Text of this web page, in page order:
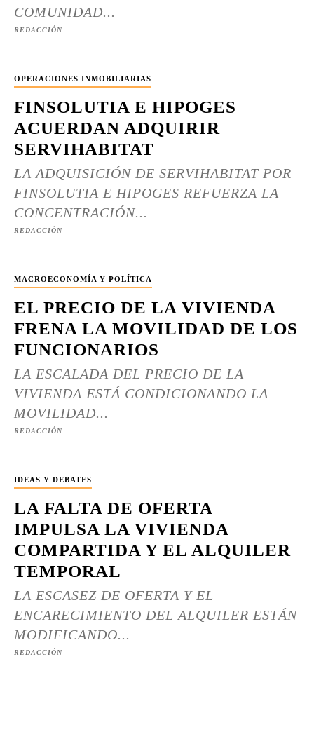
COMUNIDAD...
REDACCIÓN
OPERACIONES INMOBILIARIAS
FINSOLUTIA E HIPOGES
ACUERDAN ADQUIRIR
SERVIHABITAT
LA ADQUISICIÓN DE SERVIHABITAT POR
FINSOLUTIA E HIPOGES REFUERZA LA
CONCENTRACIÓN...
REDACCIÓN
MACROECONOMÍA Y POLÍTICA
EL PRECIO DE LA VIVIENDA
FRENA LA MOVILIDAD DE LOS
FUNCIONARIOS
LA ESCALADA DEL PRECIO DE LA
VIVIENDA ESTÁ CONDICIONANDO LA
MOVILIDAD...
REDACCIÓN
IDEAS Y DEBATES
LA FALTA DE OFERTA
IMPULSA LA VIVIENDA
COMPARTIDA Y EL ALQUILER
TEMPORAL
LA ESCASEZ DE OFERTA Y EL
ENCARECIMIENTO DEL ALQUILER ESTÁN
MODIFICANDO...
REDACCIÓN